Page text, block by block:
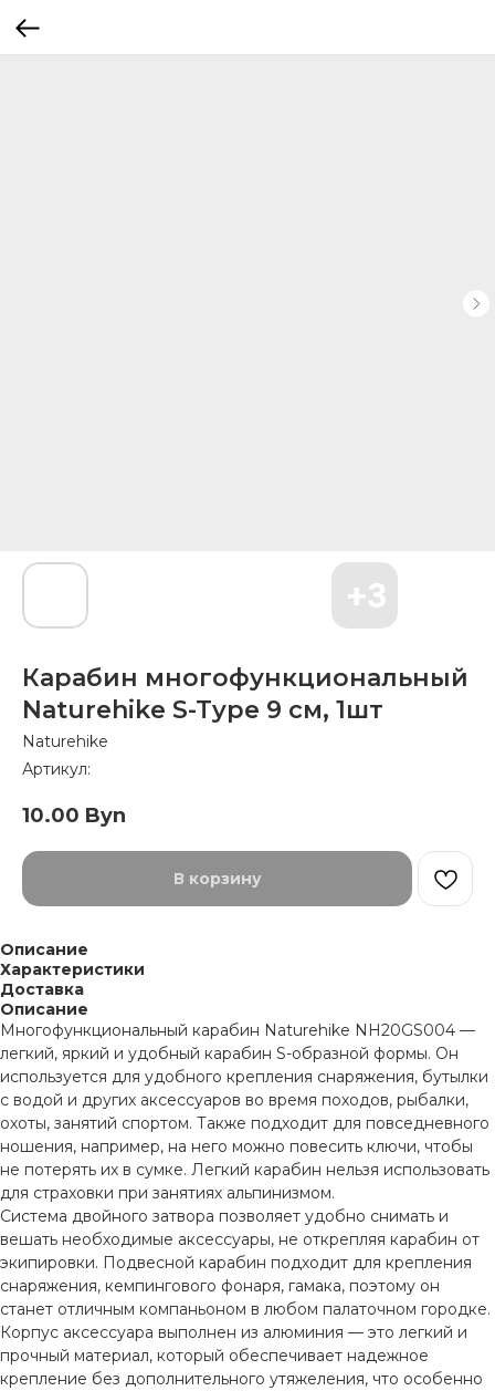
Карабин многофункциональный
Naturehike S-Type 9 см, 1шт
Naturehike
Артикул:
10.00 Byn
В корзину
Описание
Характеристики
Доставка
Описание
Многофункциональный карабин Naturehike NH20GS004 —
легкий, яркий и удобный карабин S-образной формы. Он
используется для удобного крепления снаряжения, бутылки
с водой и других аксессуаров во время походов, рыбалки,
охоты, занятий спортом. Также подходит для повседневного
ношения, например, на него можно повесить ключи, чтобы
не потерять их в сумке. Легкий карабин нельзя использовать
для страховки при занятиях альпинизмом.
Система двойного затвора позволяет удобно снимать и
вешать необходимые аксессуары, не открепляя карабин от
экипировки. Подвесной карабин подходит для крепления
снаряжения, кемпингового фонаря, гамака, поэтому он
станет отличным компаньоном в любом палаточном городке.
Корпус аксессуара выполнен из алюминия — это легкий и
прочный материал, который обеспечивает надежное
крепление без дополнительного утяжеления, что особенно